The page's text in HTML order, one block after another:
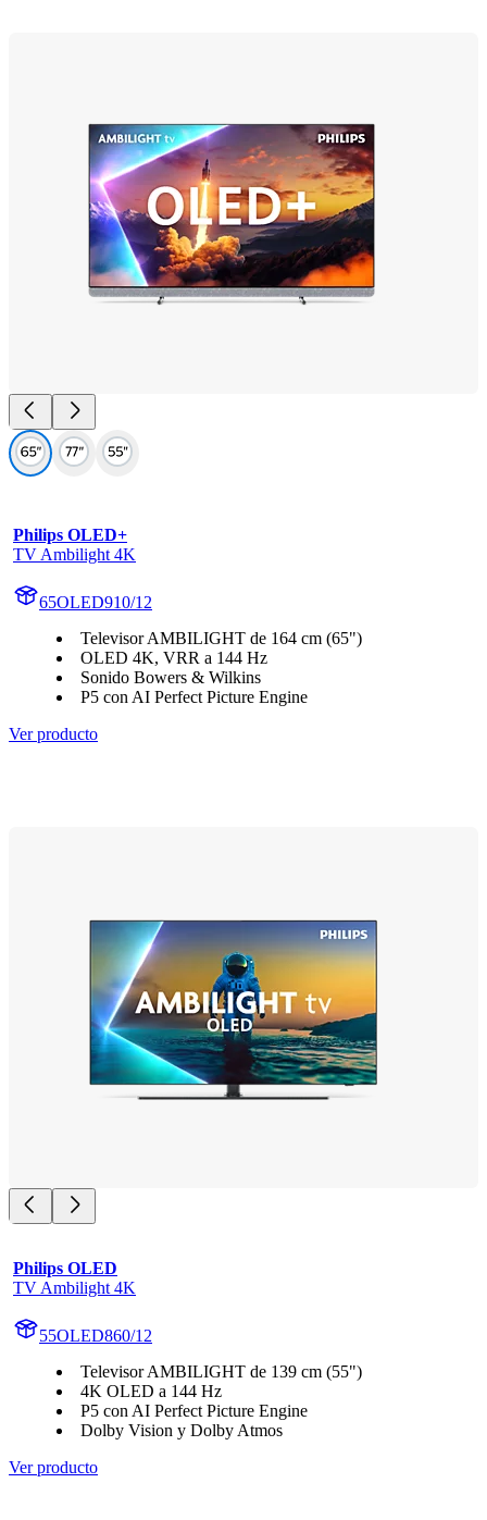
Philips OLED+
TV Ambilight 4K
65OLED910/12
Televisor AMBILIGHT de 164 cm (65")
OLED 4K, VRR a 144 Hz
Sonido Bowers & Wilkins
P5 con AI Perfect Picture Engine
Ver producto
Philips OLED
TV Ambilight 4K
55OLED860/12
Televisor AMBILIGHT de 139 cm (55")
4K OLED a 144 Hz
P5 con AI Perfect Picture Engine
Dolby Vision y Dolby Atmos
Ver producto